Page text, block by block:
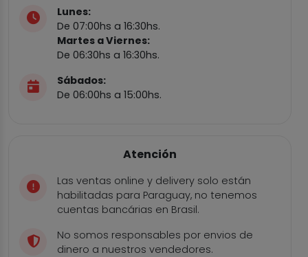
Lunes:
De 07:00hs a 16:30hs.
Martes a Viernes:
De 06:30hs a 16:30hs.
Sábados:
De 06:00hs a 15:00hs.
Atención
Las ventas online y delivery solo están
habilitadas para Paraguay, no tenemos
cuentas bancárias en Brasil.
No somos responsables por envios de
dinero a nuestros vendedores.